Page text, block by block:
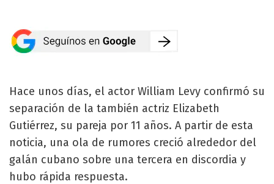
Hace unos días, el actor William Levy confirmó su
separación de la también actriz Elizabeth
Gutiérrez, su pareja por 11 años. A partir de esta
noticia, una ola de rumores creció alrededor del
galán cubano sobre una tercera en discordia y
hubo rápida respuesta.